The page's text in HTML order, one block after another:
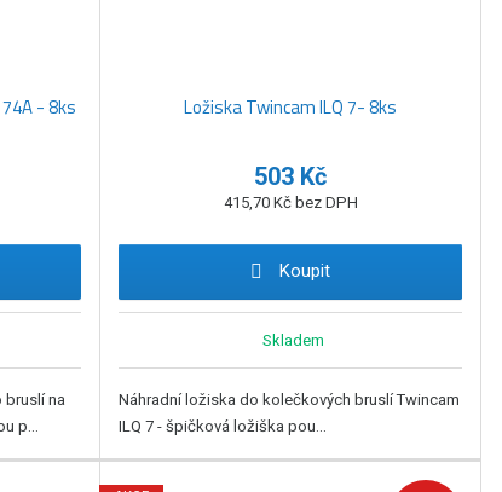
- 8ks
bruslí na
p...
Ložiska Twincam ILQ 7- 8ks
503 Kč
415,70 Kč bez DPH
Koupit
Skladem
Náhradní ložiska do kolečkových bruslí Twincam
ILQ 7 - špičková ložiška pou...